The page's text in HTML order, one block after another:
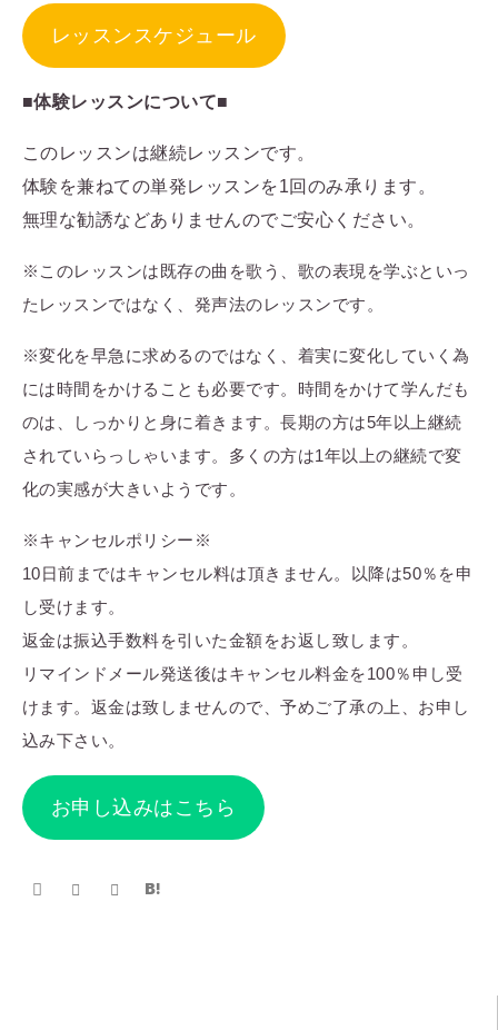
レッスンスケジュール
■体験レッスンについて■
このレッスンは継続レッスンです。
体験を兼ねての単発レッスンを1回のみ承ります。
無理な勧誘などありませんのでご安心ください。
※このレッスンは既存の曲を歌う、歌の表現を学ぶといっ
たレッスンではなく、発声法のレッスンです。
※変化を早急に求めるのではなく、着実に変化していく為
には時間をかけることも必要です。時間をかけて学んだも
のは、しっかりと身に着きます。長期の方は5年以上継続
されていらっしゃいます。多くの方は1年以上の継続で変
化の実感が大きいようです。
※キャンセルポリシー※
10日前まではキャンセル料は頂きません。以降は50％を申
し受けます。
返金は振込手数料を引いた金額をお返し致します。
リマインドメール発送後はキャンセル料金を100％申し受
けます。返金は致しませんので、予めご了承の上、お申し
込み下さい。
お申し込みはこちら